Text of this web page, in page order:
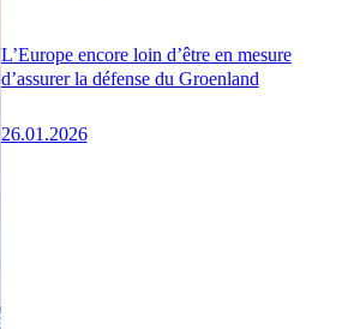
L’Europe encore loin d’être en mesure
d’assurer la défense du Groenland
26.01.2026